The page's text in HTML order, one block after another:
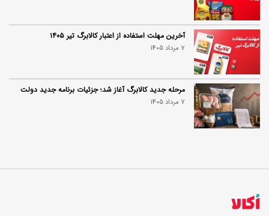
آخرین مهلت استفاده از اعتبار کالابرگ تیر ۱۴۰۵
7 مرداد 1405
مرحله جدید کالابرگ آغاز شد؛ جزئیات برنامه جدید دولت
7 مرداد 1405